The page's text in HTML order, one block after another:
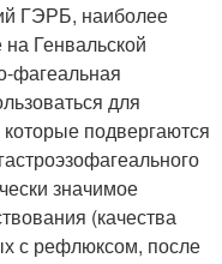
ГЭРБ, наиболее
Генвальской
фагеальная
для
подвергаются
значимое
(качества
с рефлюксом, после